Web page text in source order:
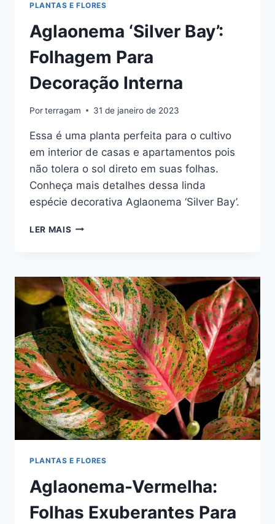
PLANTAS E FLORES
Aglaonema ‘Silver Bay’:
Folhagem Para
Decoração Interna
Porterragam 31 de janeiro de 2023
Essa é uma planta perfeita para o cultivo
em interior de casas e apartamentos pois
não tolera o sol direto em suas folhas.
Conheça mais detalhes dessa linda
espécie decorativa Aglaonema ‘Silver Bay’.
LER MAIS AGLAONEMA
PARA
DECORAÇÃO
INTERNA
PLANTAS E FLORES
Aglaonema-Vermelha:
Folhas Exuberantes Para